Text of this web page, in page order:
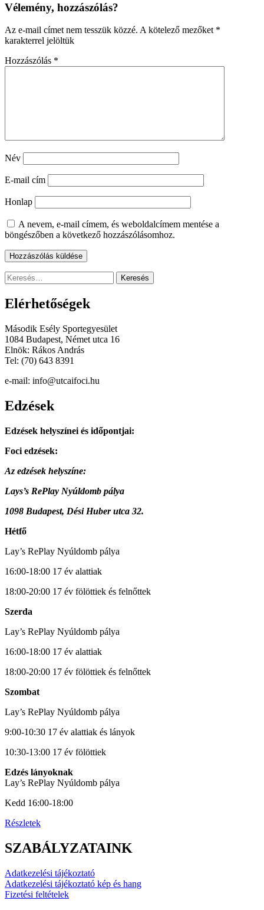
Vélemény, hozzászólás?
Az e-mail címet nem tesszük közzé. A kötelező mezőket *
karakterrel jelöltük
Hozzászólás *
Név
E-mail cím
Honlap
A nevem, e-mail címem, és weboldalcímem mentése a
böngészőben a következő hozzászólásomhoz.
Keresés:
Elérhetőségek
Második Esély Sportegyesület
1084 Budapest, Német utca 16
Elnök: Rákos András
Tel: (70) 643 8391
e-mail: info@utcaifoci.hu
Edzések
Edzések helyszínei és időpontjai:
Foci edzések:
Az edzések helyszíne:
Lays’s RePlay Nyúldomb pálya
1098 Budapest, Dési Huber utca 32.
Hétfő
Lay’s RePlay Nyúldomb pálya
16:00-18:00 17 év alattiak
18:00-20:00 17 év fölöttiek és felnőttek
Szerda
Lay’s RePlay Nyúldomb pálya
16:00-18:00 17 év alattiak
18:00-20:00 17 év fölöttiek és felnőttek
Szombat
Lay’s RePlay Nyúldomb pálya
9:00-10:30 17 év alattiak és lányok
10:30-13:00 17 év fölöttiek
Edzés lányoknak
Lay’s RePlay Nyúldomb pálya
Kedd 16:00-18:00
Részletek
SZABÁLYZATAINK
Adatkezelési tájékoztató
Adatkezelési tájékoztató kép és hang
Fizetési feltételek